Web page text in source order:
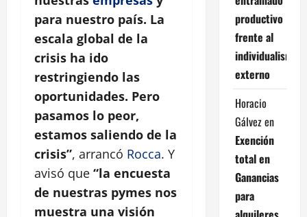
para nuestro país. La
escala global de la
crisis ha ido
restringiendo las
oportunidades. Pero
pasamos lo peor,
estamos saliendo de la
crisis”, arrancó Rocca. Y
avisó que “la encuesta
de nuestras pymes nos
muestra una visión
productivo
frente al
individualismo
externo
Horacio
Gálvezen
Exención
total en
Ganancias
para